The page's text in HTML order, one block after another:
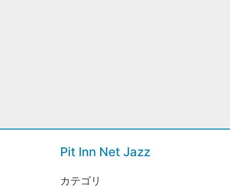
Pit Inn Net Jazz
カテゴリ